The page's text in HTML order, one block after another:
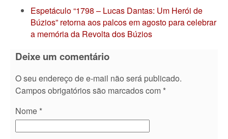
Espetáculo “1798 – Lucas Dantas: Um Herói de
Búzios” retorna aos palcos em agosto para celebrar
a memória da Revolta dos Búzios
Deixe um comentário
O seu endereço de e-mail não será publicado.
Campos obrigatórios são marcados com *
Nome *